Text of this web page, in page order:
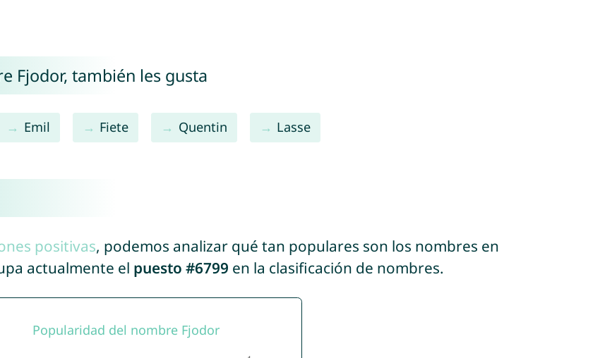
Fjodor, también les gusta
Emil Fiete Quentin Lasse
positivas, podemos analizar qué tan populares son los nombres en
actualmente el puesto #6799 en la clasificación de nombres.